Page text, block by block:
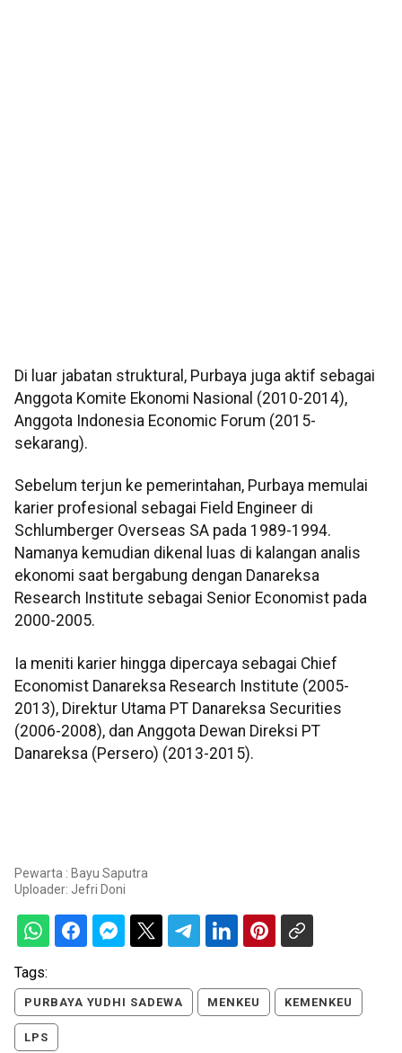
Di luar jabatan struktural, Purbaya juga aktif sebagai
Anggota Komite Ekonomi Nasional (2010-2014),
Anggota Indonesia Economic Forum (2015-
sekarang).
Sebelum terjun ke pemerintahan, Purbaya memulai
karier profesional sebagai Field Engineer di
Schlumberger Overseas SA pada 1989-1994.
Namanya kemudian dikenal luas di kalangan analis
ekonomi saat bergabung dengan Danareksa
Research Institute sebagai Senior Economist pada
2000-2005.
Ia meniti karier hingga dipercaya sebagai Chief
Economist Danareksa Research Institute (2005-
2013), Direktur Utama PT Danareksa Securities
(2006-2008), dan Anggota Dewan Direksi PT
Danareksa (Persero) (2013-2015).
Pewarta : Bayu Saputra
Uploader: Jefri Doni
Tags:
PURBAYA YUDHI SADEWA MENKEU KEMENKEU
LPS